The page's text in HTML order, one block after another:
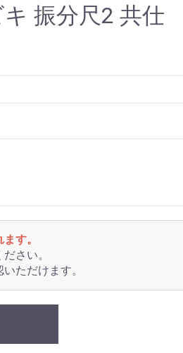
アクセサリー数珠箱
振分尺2 共仕
す。
さい。
ただけます。